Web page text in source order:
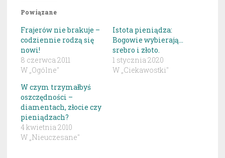
Powiązane
Frajerów nie brakuje –
codziennie rodzą się
nowi!
8 czerwca 2011
W „Ogólne"
Istota pieniądza:
Bogowie wybierają…
srebro i złoto.
1 stycznia 2020
W „Ciekawostki"
W czym trzymałbyś
oszczędności –
diamentach, złocie czy
pieniądzach?
4 kwietnia 2010
W „Nieuczesane"